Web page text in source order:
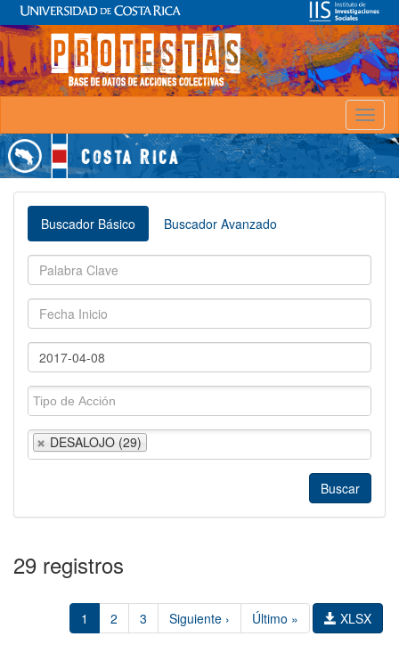
Buscador Básico Buscador Avanzado
DESALOJO (29)
29 registros
1 2 3 Siguiente › Último » XLSX